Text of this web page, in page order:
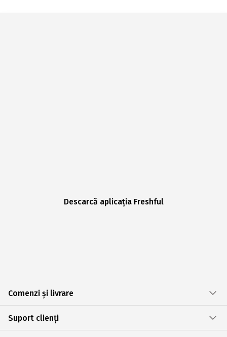
Descarcă aplicația Freshful
Comenzi și livrare
Suport clienți